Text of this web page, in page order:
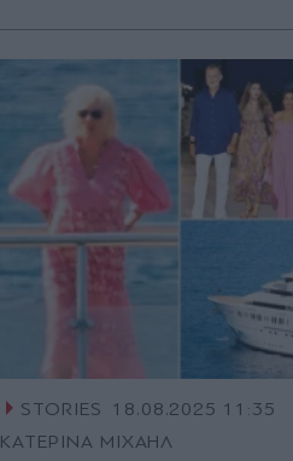
STORIES
18.08.2025 11:35
ΚΑΤΕΡΙΝΑ ΜΙΧΑΗΛ